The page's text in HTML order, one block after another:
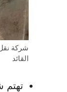
شركة
القائد